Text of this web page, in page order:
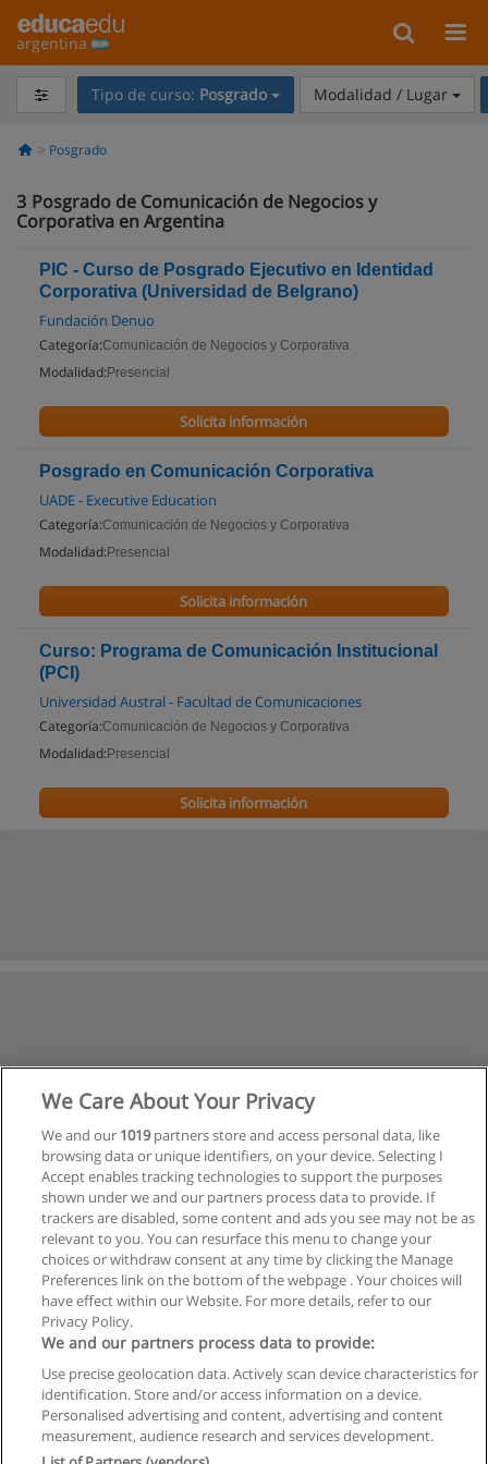
argentina
Tipo de curso: Posgrado Modalidad / Lugar
Posgrado
3 Posgrado de Comunicación de Negocios y
Corporativa en Argentina
PIC - Curso de Posgrado Ejecutivo en Identidad
Corporativa (Universidad de Belgrano)
Fundación Denuo
Categoría:Comunicación de Negocios y Corporativa
Modalidad: Presencial
Solicita información
Posgrado en Comunicación Corporativa
UADE - Executive Education
Categoría:Comunicación de Negocios y Corporativa
Modalidad: Presencial
Solicita información
Curso: Programa de Comunicación Institucional
(PCI)
Universidad Austral - Facultad de Comunicaciones
Categoría:Comunicación de Negocios y Corporativa
Modalidad: Presencial
Solicita información
Privacidad de datos
Contactar con Educaedu
We Care About Your Privacy
We and our 1019partners store and access personal data, like
browsing data or unique identifiers, on your device. Selecting I
Accept enables tracking technologies to support the purposes
shown under we and our partners process data to provide. If
trackers are disabled, some content and ads you see may not be as
relevant to you. You can resurface this menu to change your
choices or withdraw consent at any time by clicking the Manage
Preferences link on the bottom of the webpage . Your choices will
have effect within our Website. For more details, refer to our
Privacy Policy.
We and our partners process data to provide:
Use precise geolocation data. Actively scan device characteristics for
identification. Store and/or access information on a device.
Personalised advertising and content, advertising and content
measurement, audience research and services development.